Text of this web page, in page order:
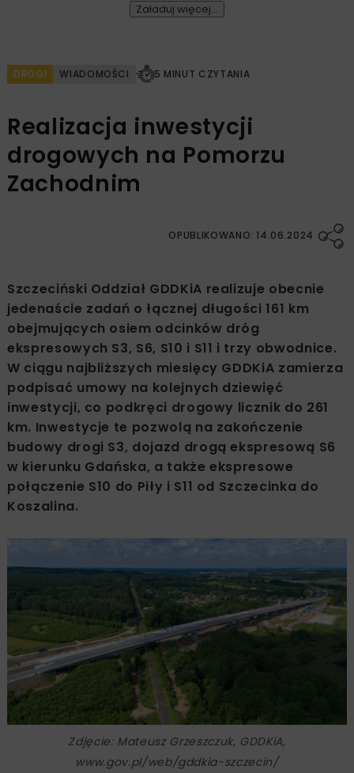
Załaduj więcej...
DROGI WIADOMOŚCI 5 MINUT CZYTANIA
Realizacja inwestycji
drogowych na Pomorzu
Zachodnim
OPUBLIKOWANO: 14.06.2024
Szczeciński Oddział GDDKiA realizuje obecnie
jedenaście zadań o łącznej długości 161 km
obejmujących osiem odcinków dróg
ekspresowych S3, S6, S10 i S11 i trzy obwodnice.
W ciągu najbliższych miesięcy GDDKiA zamierza
podpisać umowy na kolejnych dziewięć
inwestycji, co podkręci drogowy licznik do 261
km. Inwestycje te pozwolą na zakończenie
budowy drogi S3, dojazd drogą ekspresową S6
w kierunku Gdańska, a także ekspresowe
połączenie S10 do Piły i S11 od Szczecinka do
Koszalina.
Zdjęcie: Mateusz Grzeszczuk, GDDKiA,
www.gov.pl/web/gddkia-szczecin/